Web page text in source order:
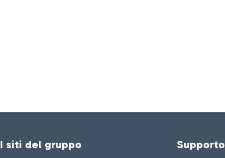
I siti del gruppo Supporto